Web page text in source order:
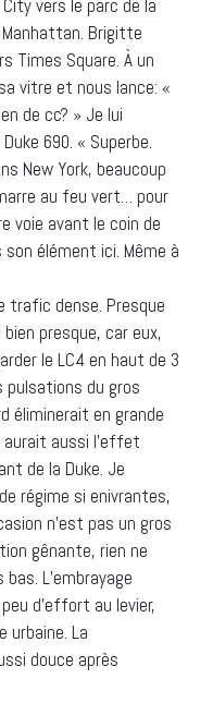
vers le parc de la
Brigitte
Times Square. À un
vitre et nous lance: «
de cc? » Je lui
690. « Superbe.
New York, beaucoup
au feu vert… pour
voie avant le coin de
élément ici. Même à
trafic dense. Presque
presque, car eux,
le LC4 en haut de 3
du gros
éliminerait en grande
aussi l’effet
de la Duke. Je
régime si enivrantes,
n’est pas un gros
gênante, rien ne
L’embrayage
d’effort au levier,
urbaine. La
douce après